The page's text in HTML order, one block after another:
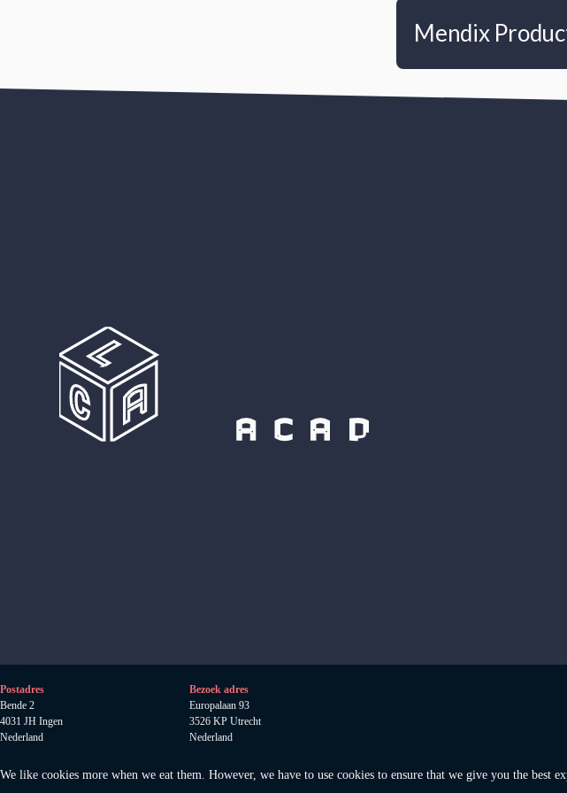
We like cookies more when we eat them. However, we have to use cookies to ensure that we give you the best
Mendix
Postadres
Bende 2
4031 JH Ingen
Nederland
Bezoek adres
Europalaan 93
3526 KP Utrecht
Nederland
KVK 78520185